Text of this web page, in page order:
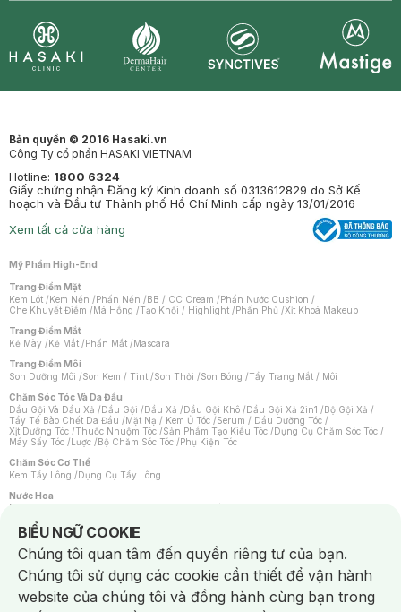
Bản quyền © 2016 Hasaki.vn
Công Ty cổ phần HASAKI VIETNAM
Hotline: 1800 6324
Giấy chứng nhận Đăng ký Kinh doanh số 0313612829 do Sở Kế
hoạch và Đầu tư Thành phố Hồ Chí Minh cấp ngày 13/01/2016
Xem tất cả cửa hàng
Mỹ Phẩm High-End
Trang Điểm Mặt
Kem Lót /Kem Nền /Phấn Nền /BB / CC Cream /Phấn Nước Cushion /
Che Khuyết Điểm /Má Hồng /Tạo Khối / Highlight /Phấn Phủ /Xịt Khoá Makeup
Trang Điểm Mắt
Kẻ Mày /Kẻ Mắt /Phấn Mắt /Mascara
Trang Điểm Môi
Son Dưỡng Môi /Son Kem / Tint /Son Thỏi /Son Bóng /Tẩy Trang Mắt / Môi
Chăm Sóc Tóc Và Da Đầu
Dầu Gội Và Dầu Xả /Dầu Gội /Dầu Xả /Dầu Gội Khô /Dầu Gội Xả 2in1 /Bộ Gội Xả /
Tẩy Tế Bào Chết Da Đầu /Mặt Nạ / Kem Ủ Tóc /Serum / Dầu Dưỡng Tóc /
Xịt Dưỡng Tóc /Thuốc Nhuộm Tóc /Sản Phẩm Tạo Kiểu Tóc /Dụng Cụ Chăm Sóc Tóc /
Máy Sấy Tóc /Lược /Bộ Chăm Sóc Tóc /Phụ Kiện Tóc
Chăm Sóc Cơ Thể
Kem Tẩy Lông /Dụng Cụ Tẩy Lông
Nước Hoa
Nước Hoa Nữ
Chăm Sóc Cá Nhân
Chống Muỗi /Khẩu Trang /Máy Massage/Mặt Nạ Xông Hơi /Nước Rửa Tay/
Sản Phẩm Chăm Sóc Khác /Bàn Chải Đánh Răng /Bàn Chải Điện/
Hỗ Trợ Trắng Răng/Kem Đánh Răng /Máy Tăm Nước/ Nước Súc Miệng/
Tăm / Chỉ Nha Khoa/ Xịt Thơm Miệng / Dung Dịch Vệ Sinh/Dưỡng Vùng Kín/
Khăn Ướt Vệ Sinh Vùng Kín/Băng Vệ Sinh/Tampon/Bọt Cạo Râu /Dao Cạo Râu/
Máy Cạo Râu
BIỂU NGỮ COOKIE
Notice about cookies usage
Chúng tôi quan tâm đến quyền riêng tư của bạn.
Chúng tôi sử dụng các cookie cần thiết để vận hành
website của chúng tôi và đồng hành cùng bạn trong